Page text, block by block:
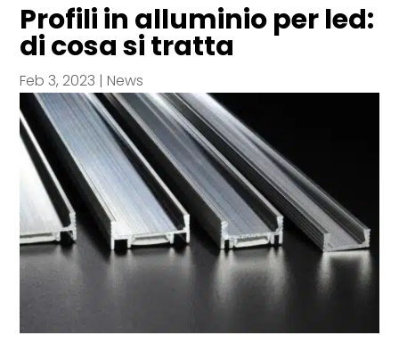
Profili in alluminio per led:
di cosa si tratta
Feb 3, 2023 |News